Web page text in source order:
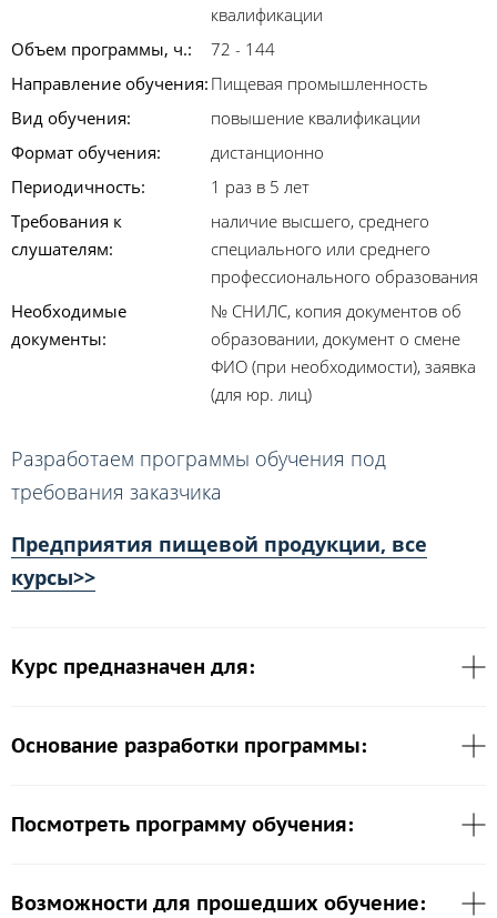
квалификации
Объем программы, ч.:
72 - 144
Направление обучения: Пищевая промышленность
Вид обучения:
повышение квалификации
Формат обучения:
дистанционно
Периодичность:
1 раз в 5 лет
Требования к
слушателям:
наличие высшего, среднего
специального или среднего
профессионального образования
Необходимые
документы:
№ СНИЛС, копия документов об
образовании, документ о смене
ФИО (при необходимости), заявка
(для юр. лиц)
Разработаем программы обучения под
требования заказчика
Предприятия пищевой продукции, все
курсы>>
Курс предназначен для:
Основание разработки программы:
Посмотреть программу обучения:
Возможности для прошедших обучение: